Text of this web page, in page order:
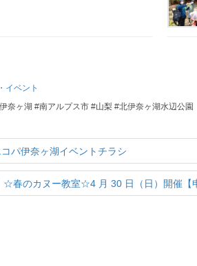
イベント
奈ヶ湖 #南アルプス市 #山梨 #北伊奈ヶ湖水辺公園
パ伊奈ヶ湖イベントチラシ
☆春のカヌー教室☆4 月 30 日（日）開催【